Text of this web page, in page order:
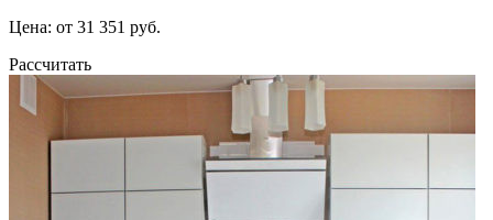
Цена: от 31 351 руб.
Рассчитать